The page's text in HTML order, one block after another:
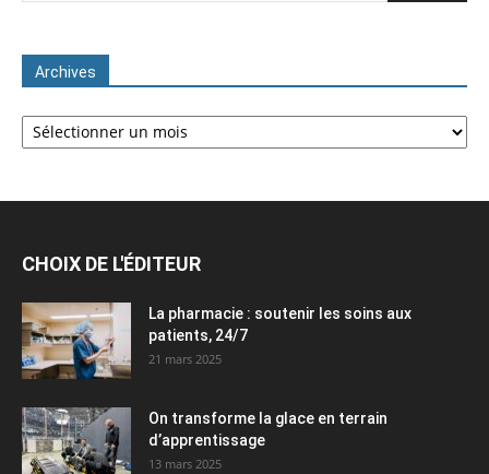
Archives
Archives
CHOIX DE L'ÉDITEUR
La pharmacie : soutenir les soins aux
patients, 24/7
21 mars 2025
On transforme la glace en terrain
d’apprentissage
13 mars 2025